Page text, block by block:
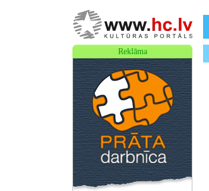
Reklāma